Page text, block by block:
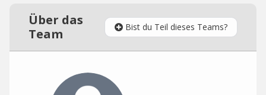
Über das
Team
Bist du Teil dieses Teams?